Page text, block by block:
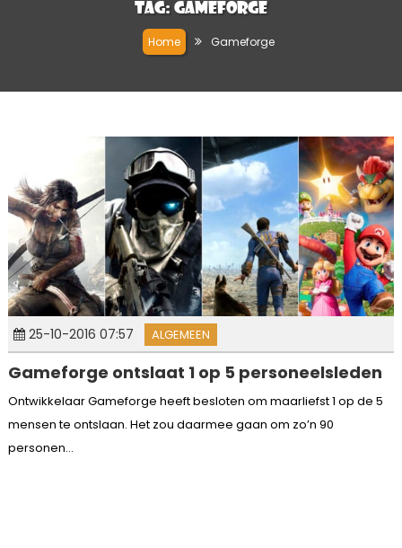
Tag: Gameforge
Home Gameforge
25-10-2016 07:57 ALGEMEEN
Gameforge ontslaat 1 op 5 personeelsleden
Ontwikkelaar Gameforge heeft besloten om maarliefst 1 op de 5
mensen te ontslaan. Het zou daarmee gaan om zo’n 90
personen...